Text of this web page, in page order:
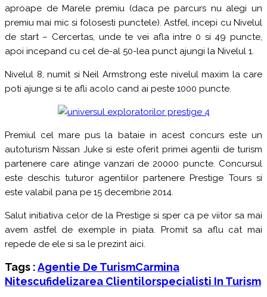
aproape de Marele premiu (daca pe parcurs nu alegi un
premiu mai mic si folosesti punctele). Astfel, incepi cu Nivelul
de start – Cercertas, unde te vei afla intre 0 si 49 puncte,
apoi incepand cu cel de-al 50-lea punct ajungi la Nivelul 1.
Nivelul 8, numit si Neil Armstrong este nivelul maxim la care
poti ajunge si te afli acolo cand ai peste 1000 puncte.
Premiul cel mare pus la bataie in acest concurs este un
autoturism Nissan Juke si este oferit primei agentii de turism
partenere care atinge vanzari de 20000 puncte. Concursul
este deschis tuturor agentiilor partenere Prestige Tours si
este valabil pana pe 15 decembrie 2014.
Salut initiativa celor de la Prestige si sper ca pe viitor sa mai
avem astfel de exemple in piata. Promit sa aflu cat mai
repede de ele si sa le prezint aici.
Tags :Agentie De TurismCarmina
NitescuFidelizarea ClientilorSpecialisti In Turism